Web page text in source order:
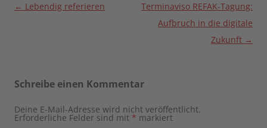
Beitragsnavigation
← Lebendig referieren
Terminaviso REFAK-Tagung:
Aufbruch in die digitale
Zukunft →
Schreibe einen Kommentar
Deine E-Mail-Adresse wird nicht veröffentlicht.
Erforderliche Felder sind mit * markiert